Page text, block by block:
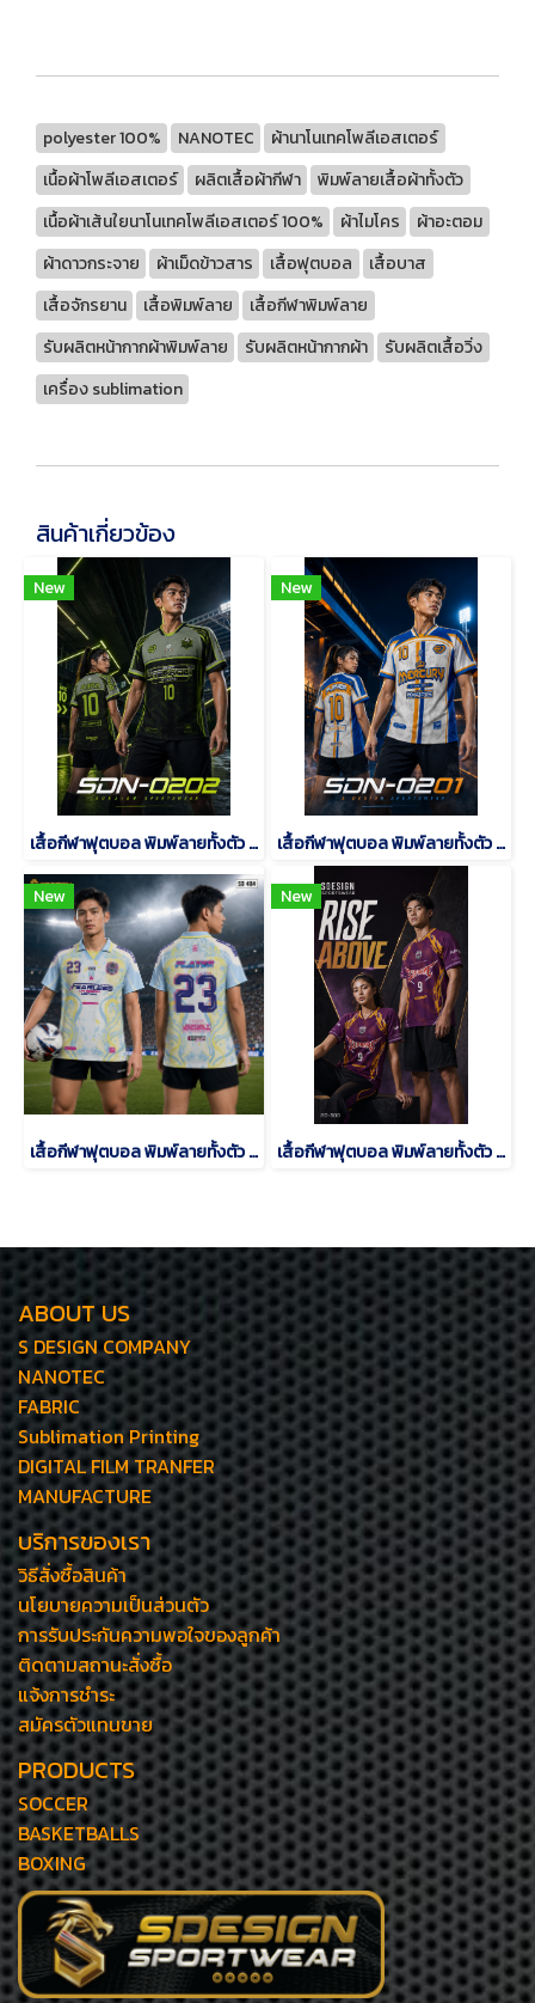
polyester 100% NANOTEC
ผ้านาโนเทคโพลีเอสเตอร์
เนื้อผ้าโพลีเอสเตอร์
ผลิตเสื้อผ้ากีฬา
พิมพ์ลายเสื้อผ้าทั้งตัว
เนื้อผ้าเส้นใยนาโนเทคโพลีเอสเตอร์ 100%
ผ้าไมโคร
ผ้าอะตอม
ผ้าดาวกระจาย
ผ้าเม็ดข้าวสาร เสื้อฟุตบอล
เสื้อบาส
เสื้อจักรยาน
เสื้อพิมพ์ลาย
เสื้อกีฬาพิมพ์ลาย
รับผลิตหน้ากากผ้าพิมพ์ลาย
รับผลิตหน้ากากผ้า
รับผลิตเสื้อวิ่ง
เครื่อง sublimation
สินค้าเกี่ยวข้อง
New
เสื้อกีฬาฟุตบอล พิมพ์ลายทั้งตัว เนื้อผ้า "นาโนเทค"SDN-0202
New
เสื้อกีฬาฟุตบอล พิมพ์ลายทั้งตัว เนื้อผ้า "นาโนเทค"SDN-0201
New
เสื้อกีฬาฟุตบอล พิมพ์ลายทั้งตัว เนื้อผ้า "นาโนเทค"SD-484
New
เสื้อกีฬาฟุตบอล พิมพ์ลายทั้งตัว เนื้อผ้า "นาโนเทค"SD-500
ABOUT US
S DESIGN COMPANY
NANOTEC
FABRIC
Sublimation Printing
DIGITAL FILM TRANFER
MANUFACTURE
บริการของเรา
วิธีสั่งซื้อสินค้า
นโยบายความเป็นส่วนตัว
การรับประกันความพอใจของลูกค้า
ติดตามสถานะสั่งซื้อ
แจ้งการชำระ
สมัครตัวแทนขาย
PRODUCTS
SOCCER
BASKETBALLS
BOXING